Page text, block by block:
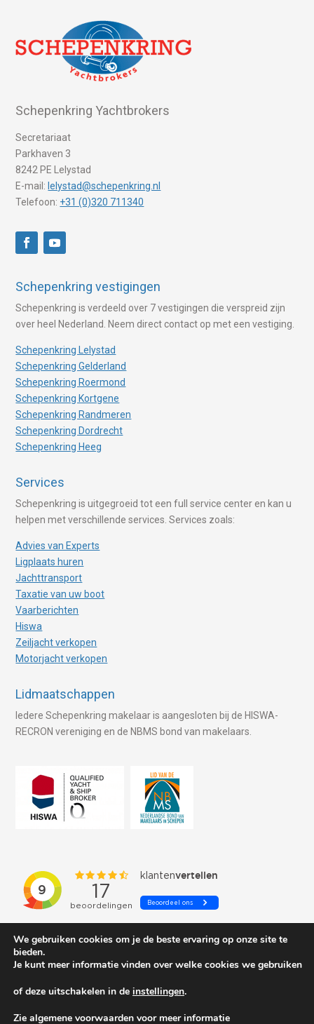
Schepenkring Yachtbrokers
Secretariaat
Parkhaven 3
8242 PE Lelystad
E-mail: lelystad@schepenkring.nl
Telefoon: +31 (0)320 711340
Schepenkring vestigingen
Schepenkring is verdeeld over 7 vestigingen die verspreid zijn
over heel Nederland. Neem direct contact op met een vestiging.
Schepenkring Lelystad
Schepenkring Gelderland
Schepenkring Roermond
Schepenkring Kortgene
Schepenkring Randmeren
Schepenkring Dordrecht
Schepenkring Heeg
Services
Schepenkring is uitgegroeid tot een full service center en kan u
helpen met verschillende services. Services zoals:
Advies van Experts
Ligplaats huren
Jachttransport
Taxatie van uw boot
Vaarberichten
Hiswa
Zeiljacht verkopen
Motorjacht verkopen
Lidmaatschappen
Iedere Schepenkring makelaar is aangesloten bij de HISWA-
RECRON vereniging en de NBMS bond van makelaars.
We gebruiken cookies om je de beste ervaring op onze site te
bieden.
Je kunt meer informatie vinden over welke cookies we gebruiken
of deze uitschakelen in de instellingen.
Zie algemene voorwaarden voor meer informatie